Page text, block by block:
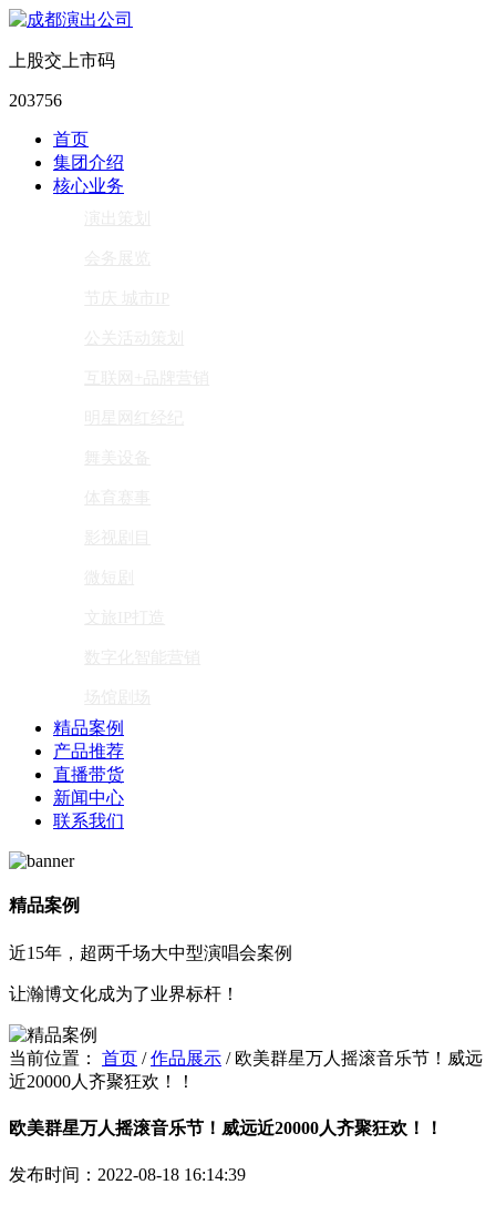
上股交上市码
203756
首页
集团介绍
核心业务
精品案例
产品推荐
直播带货
新闻中心
联系我们
精品案例
近15年，超两千场大中型演唱会案例
让瀚博文化成为了业界标杆！
当前位置： 首页 /作品展示 / 欧美群星万人摇滚音乐节！威远
近20000人齐聚狂欢！！
欧美群星万人摇滚音乐节！威远近20000人齐聚狂欢！！
发布时间：2022-08-18 16:14:39